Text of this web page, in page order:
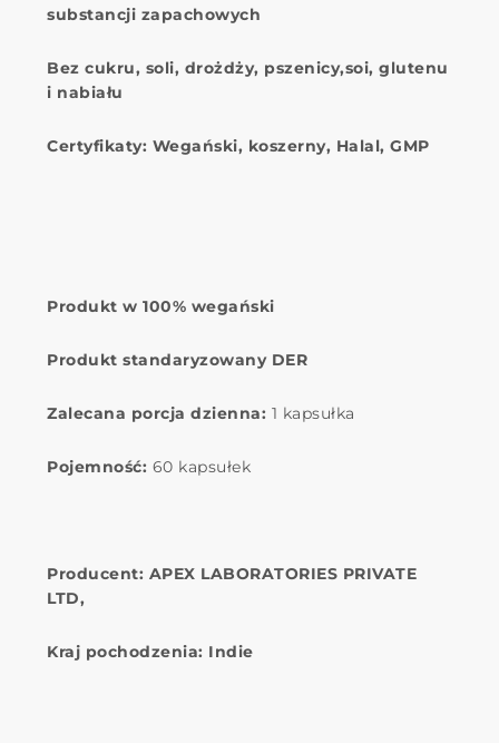
substancji zapachowych
Bez cukru, soli, drożdży, pszenicy,soi, glutenu
i nabiału
Certyfikaty: Wegański, koszerny, Halal, GMP
Produkt w 100% wegański
Produkt standaryzowany DER
Zalecana porcja dzienna: 1 kapsułka
Pojemność: 60 kapsułek
Producent: APEX LABORATORIES PRIVATE
LTD,
Kraj pochodzenia: Indie